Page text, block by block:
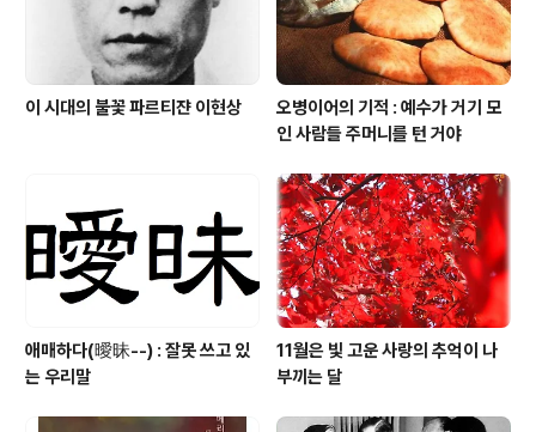
이 시대의 불꽃 파르티쟌 이현상
오병이어의 기적 : 예수가 거기 모
인 사람들 주머니를 턴 거야
애매하다(曖昧--) : 잘못 쓰고 있
는 우리말
11월은 빛 고운 사랑의 추억이 나
부끼는 달